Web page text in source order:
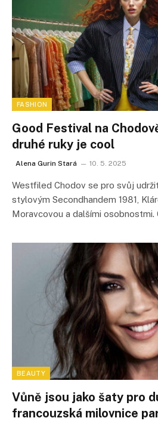
FASHION
Good Festival na
druhé ruky je cool
Alena Gurin Stará 10. 5. 2025
Westfiled Chodov se pro svůj
stylovým Secondhandem 1981,
Moravcovou a dalšími osobnostmi.
BEAUTY
Vůně jsou jako šaty pro
francouzská milovnice